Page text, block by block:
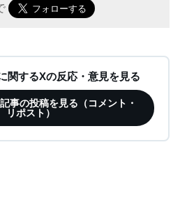
関するXの反応・意見を見る
事の投稿を見る（コメント・
リポスト）